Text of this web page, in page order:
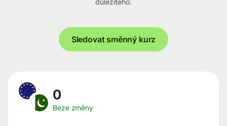
důležitého.
Sledovat směnný kurz
0
Beze změny